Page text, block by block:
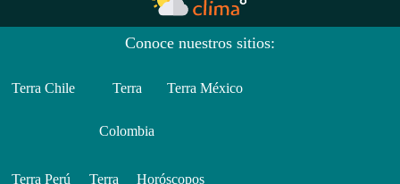
Conoce nuestros sitios:
Terra Chile Terra
Colombia
Terra México
Terra Perú Terra Horóscopos